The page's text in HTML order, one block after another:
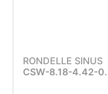
RONDELLE SINUS
CSW-8.18-4.42-